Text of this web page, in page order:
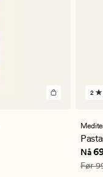
1
en
på
2
2
Nå
Før